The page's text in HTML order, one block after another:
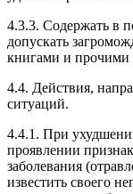
4.3.3. Содержать в
допускать
книгами и прочими
4.4. Действия,
ситуаций.
4.4.1. При
проявлении
заболевания
известить своего